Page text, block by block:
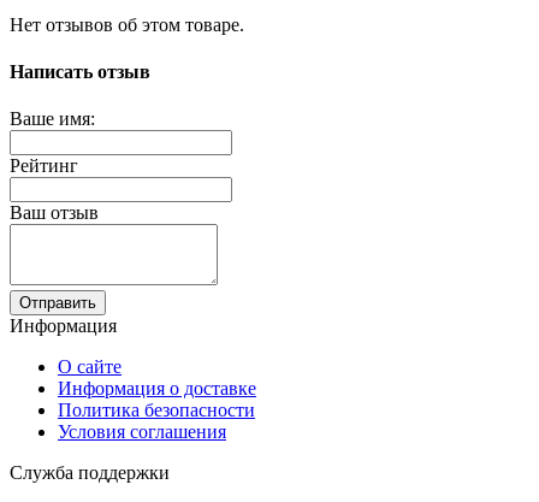
Нет отзывов об этом товаре.
Написать отзыв
Ваше имя:
Рейтинг
Ваш отзыв
Отправить
Информация
О сайте
Информация о доставке
Политика безопасности
Условия соглашения
Служба поддержки